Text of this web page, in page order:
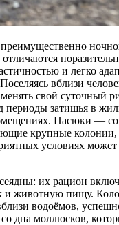
и легко
вблизи
свой суточный
периоды затишья в
Пасюки —
крупные колонии,
условиях может
их рацион
и животную пищу.
водоёмов,
дна моллюсков,